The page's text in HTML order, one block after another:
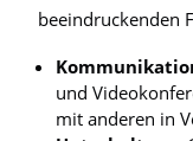
beeindruckenden
und
mit anderen in